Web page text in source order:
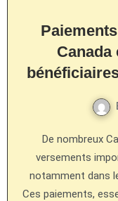
Canada
De nombreux Canadiens ont récemment reçu des
versements
notamment dans
Ces paiements,